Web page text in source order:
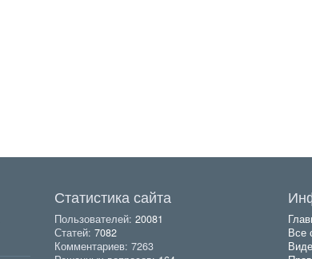
Статистика сайта
Пользователей: 20081
Статей: 7082
Комментариев: 7263
Все